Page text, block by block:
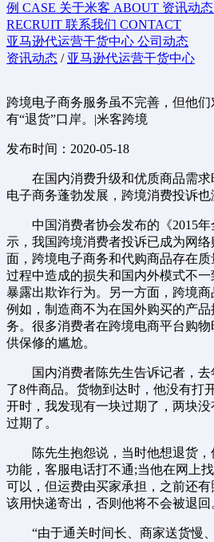
例 CASE 关于米客 ABOUT 资讯动态
RECRUIT 联系我们 CONTACT
亚马逊代运营干货中心 公司动态
资讯动态 / 亚马逊代运营干货中心
跨境电子商务服务虽不完善，但他
有“退货”口岸。|米客跨境
发布时间：2020-05-18
在国内消费升级和优质商品需求
电子商务蓬勃发展，跨境消费投诉也
中国消费者协会发布的《2015年
示，我国跨境消费者投诉已成为网
面，跨境电子商务和代购商品存在
过程中造成的损失和国内外模式不
暴露出欺诈行为。另一方面，跨境商
例如，制造商不为在国外购买的产
务。很多消费者在跨境电商平台购
供保修的尴尬。
国内消费者陈先生告诉记者，去
了8件商品。货物到达时，他没有打
开时，我发现有一块过期了，两块
过期了。
陈先生抱怨说，当时他想退货，
功能，客服电话打不通;当他在网上
可以，但运费由买家承担，之前还
该用快递寄出，否则他将不会被退回
“由于通关时间长、商家送货慢